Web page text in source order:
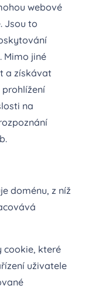
webové
Jsou to
Mimo jiné
a získávat
na
doménu, z níž
cookie, které
uživatele